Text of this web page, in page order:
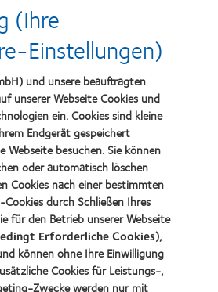
more
about
Silmo
d’Or-
Preis
für
das
beste
Produkt
mit
MyDay™
(2013)
Learn
more
about
Spectaris
Mitglied
Learn
more
about
German
Innovation
Award'22
(Ihre
Einstellungen)
und unsere beauftragten
unserer Webseite Cookies und
ein. Cookies sind kleine
Endgerät gespeichert
Webseite besuchen. Sie können
oder automatisch löschen
Cookies nach einer bestimmten
durch Schließen Ihres
für den Betrieb unserer Webseite
Erforderliche Cookies),
können ohne Ihre Einwilligung
Cookies für Leistungs-,
Zwecke werden nur mit